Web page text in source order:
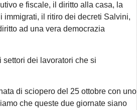
e fiscale, il diritto alla casa, la
immigrati, il ritiro dei decreti Salvini,
ad una vera democrazia
dei lavoratori che si
di sciopero del 25 ottobre con uno
che queste due giornate siano